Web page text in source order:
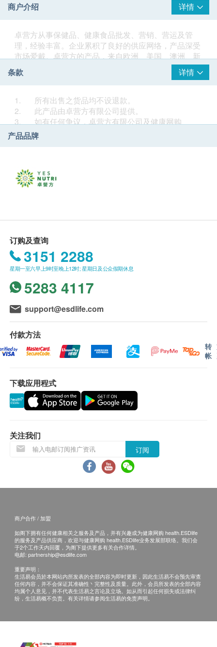
商户介绍 详情
卓营方从事保健品、健康食品批发、营销、营运及管
理，经验丰富。企业累积了良好的供应网络，产品深受
市场爱戴。卓营方的产品，来自欧洲、美国、澳洲、新
西兰等优质供货商，质量优良，值得信赖。产品分为八
大系列，包括妈妈系列、智叻星系列、养生食疗系列、
有营系列、健体系列、唯美系列、呵护系列和个人护理
系列，能全方位照顾现代都市人的健康需要。卓营方品
牌承诺，陪伴顾客经历每一段人生重要阶段，力求做到
「健康，由细伴到老」。
条款 详情
1. 所有出售之货品均不设退款。
2. 此产品由卓营方有限公司提供。
3. 如有任何争议，卓营方有限公司及健康网购
health.ESDlife保留最终决议权。
送货
HK$40运费。
2. 如送货地区为离岛地区（大屿山、南丫岛、长
4. 不排除运送时间会因节日而有所影响。 当八号烈
风讯号悬挂或黑色暴雨警告生效时，送货服务时间将会
延迟。
5. 所有订单须视乎相关货品的供应情况再作最后确
认。 倘若健康网购health.ESDlife未能提供任何订单上
的货品，健康网购health.ESDlife有权拒绝接受该订
单，并且会于送货前透过电话或电邮通知顾客再作安
排。
保證
1. 货品质量保證，於顾客收到产品当日起计，食用
期应最少有18个月或以上。
换货条款及细则
否有损毁情况，一经确认签收，恕不接受退换。
2. 退换产品必须包装完整，如退换之产品有任何残
缺或过期退回，供应商有权不受理。
3. 如有其他损坏或遗漏查询，顾客必须保留有效收
网购health.ESDlife客户服务部跟进。
电邮: support@esdlife.com / 健康网购health.ESDlife客
服热线: (852) 3151-2288
产品品牌
订购及查询
3151 2288
星期一至六早上9时至晚上12时; 星期日及公众假期休息
5283 4117
support@esdlife.com
付款方法
转
帐
下载应用程式
关注我们
订阅
商户合作 / 加盟
如阁下拥有任何健康相关之服务及产品，并有兴趣成为健康网购 health.ESDlife
的服务及产品供应商，欢迎与健康网购 health.ESDlife业务发展部联络。我们会
于2个工作天内回覆，为阁下提供更多有关合作详情。
电邮: partnership@esdlife.com
重要声明：
生活易会员於本网站内所发表的全部内容为即时更新，因此生活易不会预先审查
任何内容，并不会保证其准确性丶完整性及质量。此外，会员所发表的全部内容
均属个人意见，并不代表生活易之言论及立场。如从而引起任何损失或法律纠
纷，生活易概不负责。有关详情请参阅生活易的免责声明。